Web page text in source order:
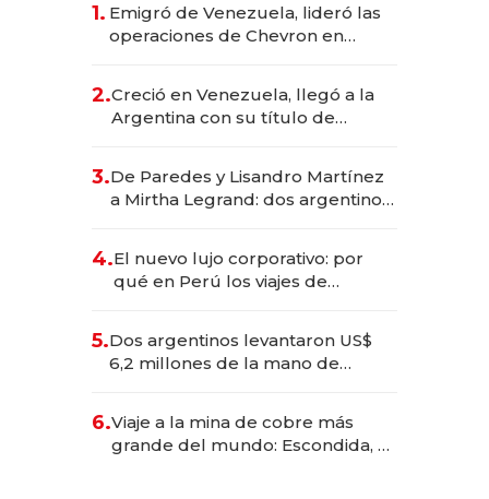
1. Emigró de Venezuela, lideró las
operaciones de Chevron en
2.Creció en Venezuela, llegó a la
Argentina con su título de
las marcas "fast premium"
3.De Paredes y Lisandro Martínez
a Mirtha Legrand: dos argentinos
4.El nuevo lujo corporativo: por
qué en Perú los viajes de
para convertirse en experiencias
transformadoras
5.Dos argentinos levantaron US$
6,2 millones de la mano de
6.Viaje a la mina de cobre más
grande del mundo: Escondida, el